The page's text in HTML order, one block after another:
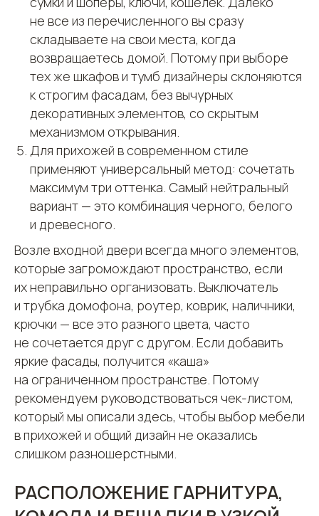
не все из перечисленного вы сразу
складываете на свои места, когда
возвращаетесь домой. Потому при выборе
тех же шкафов и тумб дизайнеры склоняются
к строгим фасадам, без вычурных
декоративных элементов, со скрытым
механизмом открывания.
Для прихожей в современном стиле
применяют универсальный метод: сочетать
максимум три оттенка. Самый нейтральный
вариант — это комбинация черного, белого
и древесного.
Возле входной двери всегда много элементов,
которые загромождают пространство, если
их неправильно организовать. Выключатель
и трубка домофона, роутер, коврик, наличники,
крючки — все это разного цвета, часто
не сочетается друг с другом. Если добавить
яркие фасады, получится «каша»
на ограниченном пространстве. Потому
рекомендуем руководствоваться чек-листом,
который мы описали здесь, чтобы выбор мебели
в прихожей и общий дизайн не оказались
слишком разношерстными.
РАСПОЛОЖЕНИЕ ГАРНИТУРА,